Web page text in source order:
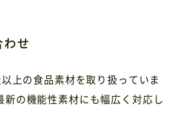
せ
上の食品素材を取り扱っていま
新の機能性素材にも幅広く対応し